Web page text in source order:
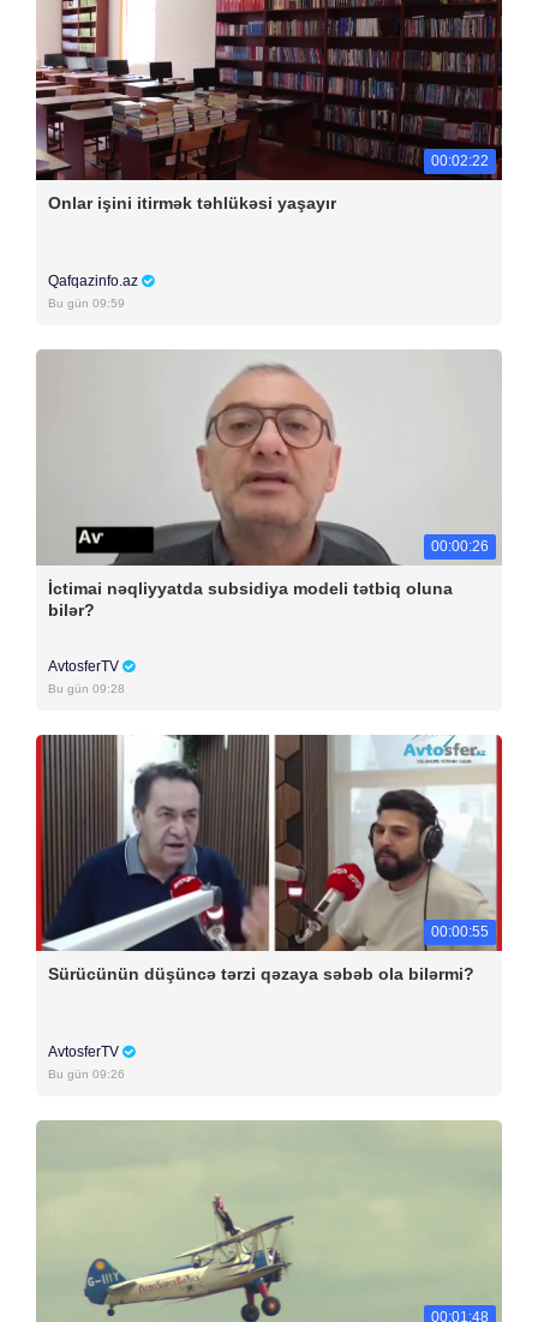
00:02:22
Onlar işini itirmək təhlükəsi yaşayır
Qafqazinfo.az
Bu gün 09:59
00:00:26
İctimai nəqliyyatda subsidiya modeli tətbiq oluna
bilər?
AvtosferTV
Bu gün 09:28
00:00:55
Sürücünün düşüncə tərzi qəzaya səbəb ola bilərmi?
AvtosferTV
Bu gün 09:26
00:01:48